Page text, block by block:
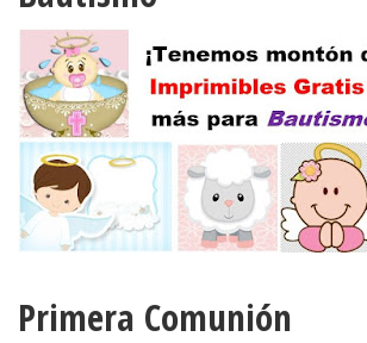
Primera Comunión